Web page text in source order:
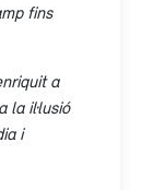
fins
a
la il·lusió
i